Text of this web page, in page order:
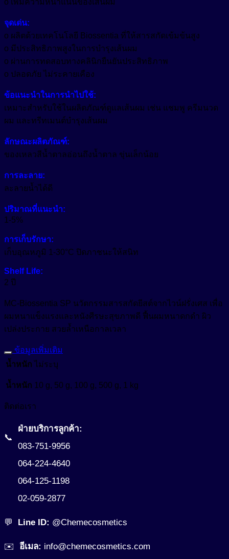
o เพิ่มความหนาแน่นของเส้นผม
จุดเด่น:
o ผลิตด้วยเทคโนโลยี Biossentia ที่ให้สารสกัดเข้มข้นสูง
o มีประสิทธิภาพสูงในการบำรุงเส้นผม
o ผ่านการทดสอบทางคลินิกยืนยันประสิทธิภาพ
o ปลอดภัย ไม่ระคายเคือง
ข้อแนะนำในการนำไปใช้:
เหมาะสำหรับใช้ในผลิตภัณฑ์ดูแลเส้นผม เช่น แชมพู ครีมนวด
ผม และทรีทเมนต์บำรุงเส้นผม
ลักษณะผลิตภัณฑ์:
ของเหลวสีน้ำตาลอ่อนถึงน้ำตาล ขุ่นเล็กน้อย
การละลาย:
ละลายน้ำได้ดี
ปริมาณที่แนะนำ:
1-5%
การเก็บรักษา:
เก็บอุณหภูมิ 1-30°C ปิดภาชนะให้สนิท
Shelf Life:
2 ปี
MC-Biossentia SP นวัตกรรมสารสกัดยีสต์จากไวน์ฝรั่งเศส เพื่อ
ผมหนาแข็งแรงและหนังศีรษะสุขภาพดี ฟื้นผมหนาดกดำ ผิว
เปล่งประกาย สวยล้ำเหนือกาลเวลา
ข้อมูลเพิ่มเติม
น้ำหนัก ไม่ระบุ
น้ำหนัก 10 g, 50 g, 100 g, 500 g, 1 kg
ติดต่อเรา
📞
ฝ่ายบริการลูกค้า:
083-751-9956
064-224-4640
064-125-1198
02-059-2877
💬 Line ID: @Chemecosmetics
✉️ อีเมล: info@chemecosmetics.com